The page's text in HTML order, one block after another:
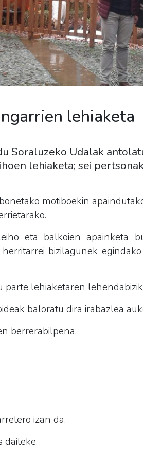
lehiaketa
Soraluzeko Udalak
lehiaketa; sei
motiboekin
eta balkoien apainketa
bizilagunek
lehiaketaren
baloratu dira irabazlea
berrerabilpena.
izan da.
daiteke.